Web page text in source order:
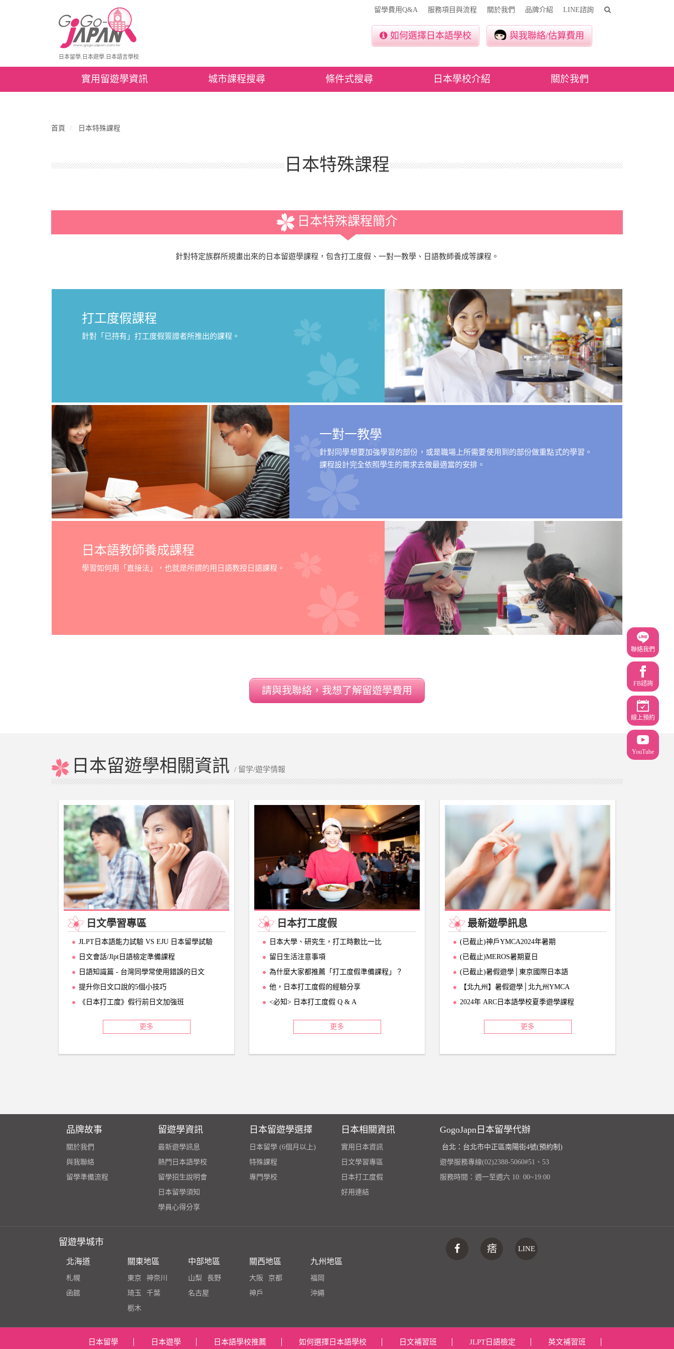
日本留學.日本遊學.日本語言學校
留學費用Q&A 服務項目與流程 關於我們 品牌介紹 LINE諮詢
如何選擇日本語學校 與我聯絡/估算費用
實用留遊學資訊 城市課程搜尋 條件式搜尋 日本學校介紹 關於我們
首頁 日本特殊課程
日本特殊課程
日本特殊課程簡介
針對特定族群所規畫出來的日本留遊學課程，包含打工度假、一對一教學、日語教師養成等課程。
打工度假課程
針對「已持有」打工度假簽證者所推出的課程。
一對一教學
針對同學想要加強學習的部份，或是職場上所需要使用到的部份做重點式的學習。
課程設計完全依照學生的需求去做最適當的安排。
日本語教師養成課程
學習如何用「直接法」，也就是所謂的用日語教授日語課程。
請與我聯絡，我想了解留遊學費用
日本留遊學相關資訊/ 留学/遊学情報
日文學習專區
JLPT日本語能力試驗 VS EJU 日本留學試驗
日文會話/Jlpt日語檢定準備課程
日語知識篇 - 台灣同學常使用錯誤的日文
提升你日文口說的5個小技巧
《日本打工度》假行前日文加強班
更多
日本打工度假
日本大學、研究生，打工時數比一比
留日生活注意事項
為什麼大家都推薦「打工度假準備課程」？
他，日本打工度假的經驗分享
<必知> 日本打工度假 Q & A
更多
最新遊學訊息
(已截止)神戶YMCA2024年暑期
(已截止)MEROS暑期夏日
(已截止)暑假遊學│東京國際日本語
【北九州】暑假遊學│北九州YMCA
2024年 ARC日本語學校夏季遊學課程
更多
品牌故事
關於我們
與我聯絡
留學準備流程
留遊學資訊
最新遊學訊息
熱門日本語學校
留學招生說明會
日本留學須知
學員心得分享
日本留遊學選擇
日本留學 (6個月以上)
特殊課程
專門學校
日本相關資訊
實用日本資訊
日文學習專區
日本打工度假
好用連結
GogoJapn日本留學代辦
台北：台北市中正區南陽街4號(預約制)
遊學服務專線(02)2388-5060#51、53
服務時間：週一至週六 10: 00~19:00
留遊學城市
北海道
札幌
函館
關東地區
東京
神奈川
琦玉
千葉
栃木
中部地區
山梨
長野
名古屋
關西地區
大阪
京都
神戶
九州地區
福岡
沖繩
痞 LINE
日本留學 日本遊學 日本語學校推薦 如何選擇日本語學校 日文補習班 JLPT日語檢定 英文補習班
聯絡我們
FB諮詢
線上預約
YouTube